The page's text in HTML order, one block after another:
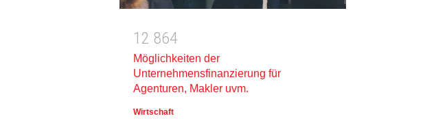
1 2 864
Möglichkeiten der
Unternehmensfinanzierung für
Agenturen, Makler uvm.
Wirtschaft